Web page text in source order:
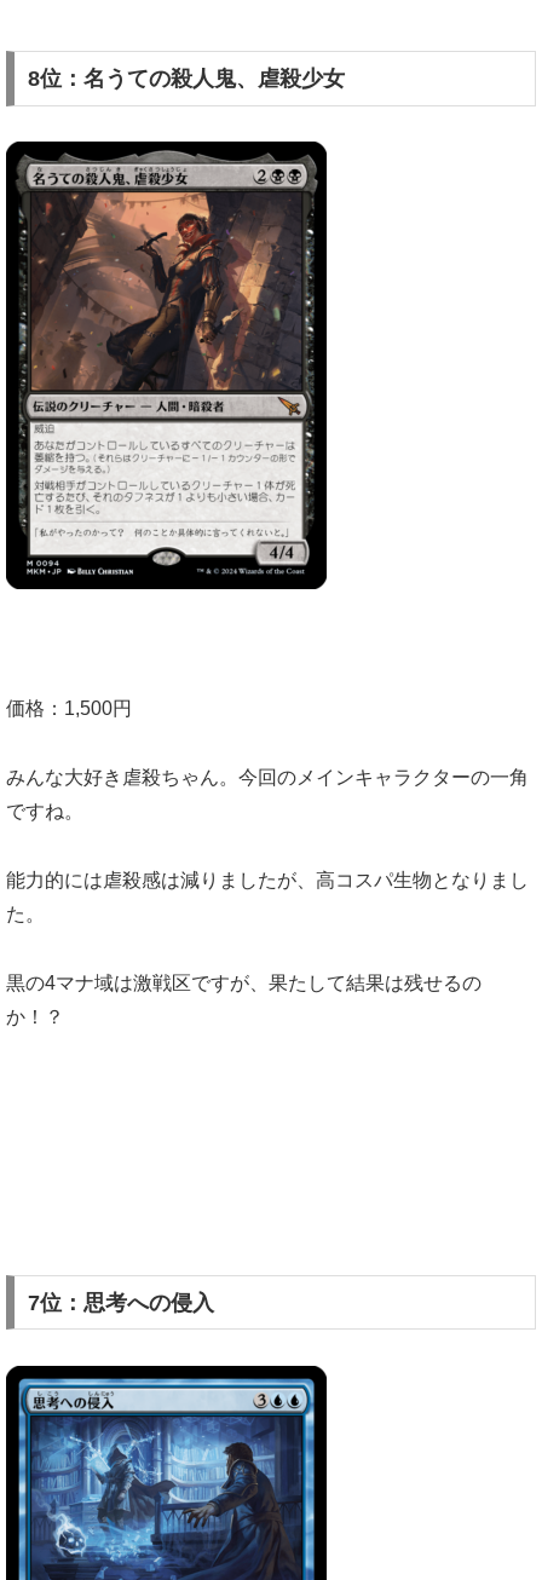
8位：名うての殺人鬼、虐殺少女
価格：1,500円
みんな大好き虐殺ちゃん。今回のメインキャラクターの一角
ですね。
能力的には虐殺感は減りましたが、高コスパ生物となりまし
た。
黒の4マナ域は激戦区ですが、果たして結果は残せるの
か！？
7位：思考への侵入